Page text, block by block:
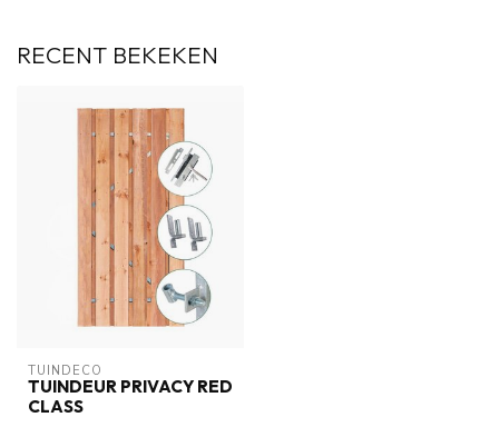
RECENT BEKEKEN
TUINDECO
TUINDEUR PRIVACY RED
CLASS